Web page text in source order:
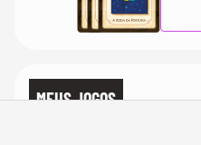
MEUS JOGOS